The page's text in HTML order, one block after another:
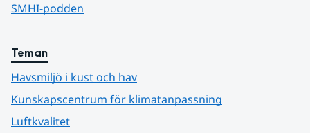
SMHI-podden
Teman
Havsmiljö i kust och hav
Kunskapscentrum för klimatanpassning
Luftkvalitet